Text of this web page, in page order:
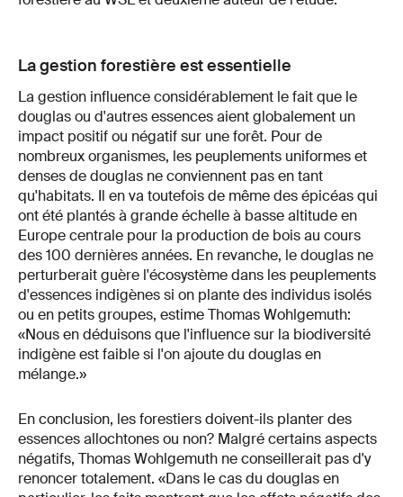
La gestion forestière est essentielle
La gestion influence considérablement le fait que le
douglas ou d'autres essences aient globalement un
impact positif ou négatif sur une forêt. Pour de
nombreux organismes, les peuplements uniformes et
denses de douglas ne conviennent pas en tant
qu'habitats. Il en va toutefois de même des épicéas qui
ont été plantés à grande échelle à basse altitude en
Europe centrale pour la production de bois au cours
des 100 dernières années. En revanche, le douglas ne
perturberait guère l'écosystème dans les peuplements
d'essences indigènes si on plante des individus isolés
ou en petits groupes, estime Thomas Wohlgemuth:
«Nous en déduisons que l'influence sur la biodiversité
indigène est faible si l'on ajoute du douglas en
mélange.»
En conclusion, les forestiers doivent-ils planter des
essences allochtones ou non? Malgré certains aspects
négatifs, Thomas Wohlgemuth ne conseillerait pas d'y
renoncer totalement. «Dans le cas du douglas en